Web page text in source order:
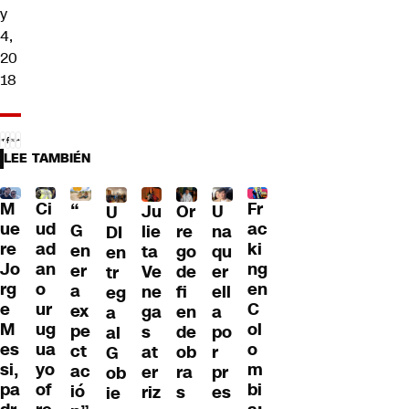
y
4,
20
18
LEE TAMBIÉN
M
ue
re
Jo
rg
e
M
es
si,
pa
Ci
ud
ad
an
o
ur
ug
ua
yo
of
“
G
en
er
a
ex
pe
ct
ac
ió
U
DI
en
tr
eg
a
al
G
ob
ie
Ju
lie
ta
Ve
ne
ga
s
at
er
riz
Or
re
go
de
fi
en
de
ob
ra
s
U
na
qu
er
ell
a
po
r
pr
es
Fr
ac
ki
ng
en
C
ol
o
m
bi